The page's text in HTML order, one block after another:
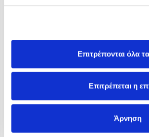
Επιτρέπονται όλα
Επιτρέπεται η
Άρνηση